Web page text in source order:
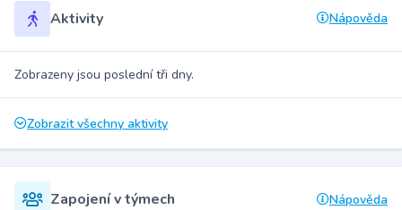
Aktivity Nápověda
Zobrazeny jsou poslední tři dny.
Zobrazit všechny aktivity
Zapojení v týmech Nápověda